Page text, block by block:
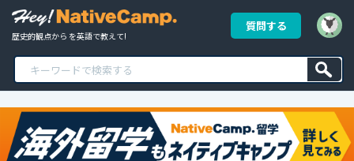
歴史的観点から を英語で教えて!
質問する